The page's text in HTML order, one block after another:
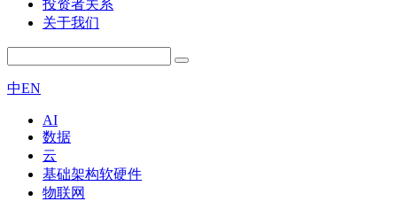
投资者关系
关于我们
中EN
AI
数据
云
基础架构软硬件
物联网